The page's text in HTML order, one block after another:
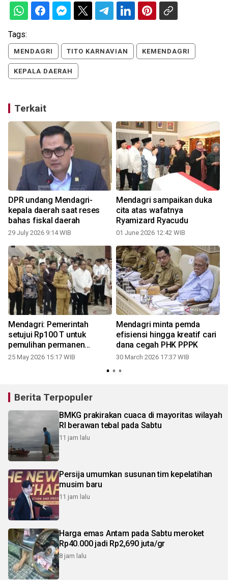
Tags:
MENDAGRI TITO KARNAVIAN KEMENDAGRI
KEPALA DAERAH
Terkait
DPR undang Mendagri-
kepala daerah saat reses
bahas fiskal daerah
29 July 2026 9:14 WIB
Mendagri sampaikan duka
cita atas wafatnya
Ryamizard Ryacudu
01 June 2026 12:42 WIB
Mendagri: Pemerintah
setujui Rp100 T untuk
pemulihan permanen
Sumatera
25 May 2026 15:17 WIB
Mendagri minta pemda
efisiensi hingga kreatif cari
dana cegah PHK PPPK
30 March 2026 17:37 WIB
Berita Terpopuler
BMKG prakirakan cuaca di mayoritas wilayah
RI berawan tebal pada Sabtu
11 jam lalu
Persija umumkan susunan tim kepelatihan
musim baru
11 jam lalu
Harga emas Antam pada Sabtu meroket
Rp40.000 jadi Rp2,690 juta/gr
8 jam lalu